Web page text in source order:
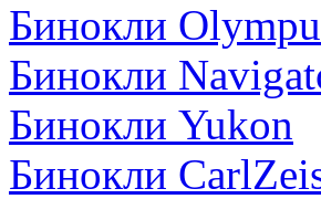
Бинокли
Бинокли
Бинокли Yukon
Бинокли